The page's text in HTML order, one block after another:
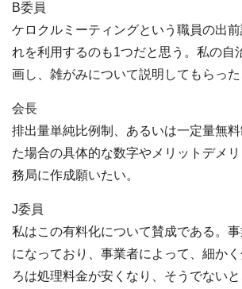
B委員
ケロクルミーティングという職員の出
れを利用するのも1つだと思う。私の自
画し、雑がみについて説明してもらった
会長
排出量単純比例制、あるいは一定量無
た場合の具体的な数字やメリットデメ
務局に作成願いたい。
J委員
私はこの有料化について賛成である。
になっており、事業者によって、細か
ろは処理料金が安くなり、そうでない